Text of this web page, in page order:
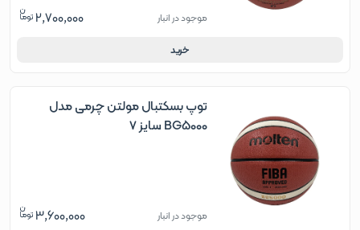
موجود در انبار 2,700,000
خرید
توپ بسکتبال مولتن چرمی مدل
BG5000 سایز 7
موجود در انبار 3,600,000